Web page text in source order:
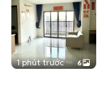
1 phút trước 6